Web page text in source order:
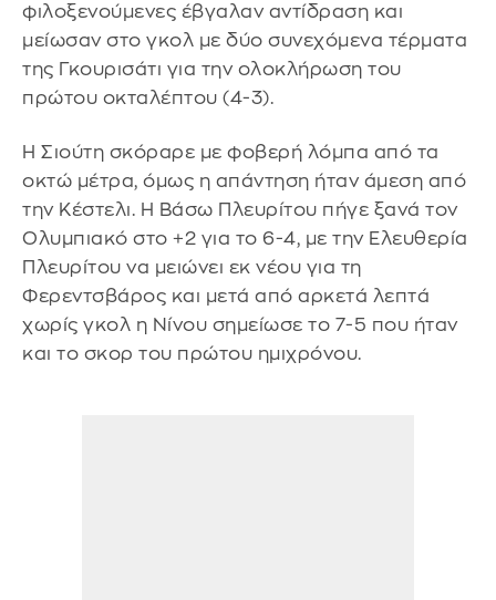
φιλοξενούμενες έβγαλαν αντίδραση και
μείωσαν στο γκολ με δύο συνεχόμενα τέρματα
της Γκουρισάτι για την ολοκλήρωση του
πρώτου οκταλέπτου (4-3).
Η Σιούτη σκόραρε με φοβερή λόμπα από τα
οκτώ μέτρα, όμως η απάντηση ήταν άμεση από
την Κέστελι. Η Βάσω Πλευρίτου πήγε ξανά τον
Ολυμπιακό στο +2 για το 6-4, με την Ελευθερία
Πλευρίτου να μειώνει εκ νέου για τη
Φερεντσβάρος και μετά από αρκετά λεπτά
χωρίς γκολ η Νίνου σημείωσε το 7-5 που ήταν
και το σκορ του πρώτου ημιχρόνου.